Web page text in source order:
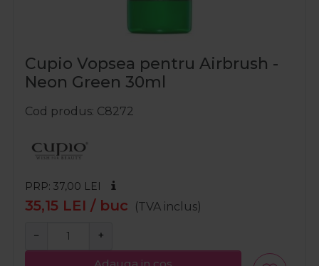
Cupio Vopsea pentru Airbrush -
Neon Green 30ml
Cod produs C8272
PRP: 37,00 LEI
35,15 LEI / buc (TVA inclus)
− +